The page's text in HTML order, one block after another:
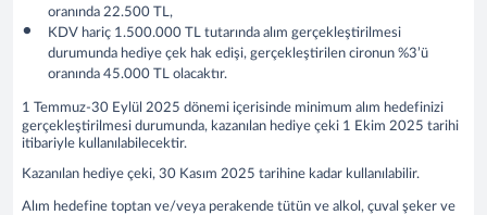
oranında 22.500 TL,
KDV hariç 1.500.000 TL tutarında alım gerçekleştirilmesi
durumunda hediye çek hak edişi, gerçekleştirilen cironun %3’ü
oranında 45.000 TL olacaktır.
1 Temmuz-30 Eylül 2025 dönemi içerisinde minimum alım hedefinizi
gerçekleştirilmesi durumunda, kazanılan hediye çeki 1 Ekim 2025 tarihi
itibariyle kullanılabilecektir.
Kazanılan hediye çeki, 30 Kasım 2025 tarihine kadar kullanılabilir.
Alım hedefine toptan ve/veya perakende tütün ve alkol, çuval şeker ve